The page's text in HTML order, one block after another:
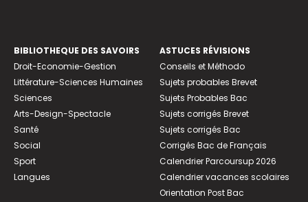
BIBLIOTHEQUE DES SAVOIRS
Droit-Economie-Gestion
Littérature-Sciences Humaines
Sciences
Arts-Design-Spectacle
Santé
Social
Sport
Langues
ASTUCES RÉVISIONS
Conseils et Méthodo
Sujets probables Brevet
Sujets Probables Bac
Sujets corrigés Brevet
Sujets corrigés Bac
Corrigés Bac de Français
Calendrier Parcoursup 2026
Calendrier vacances scolaires
Orientation Post Bac